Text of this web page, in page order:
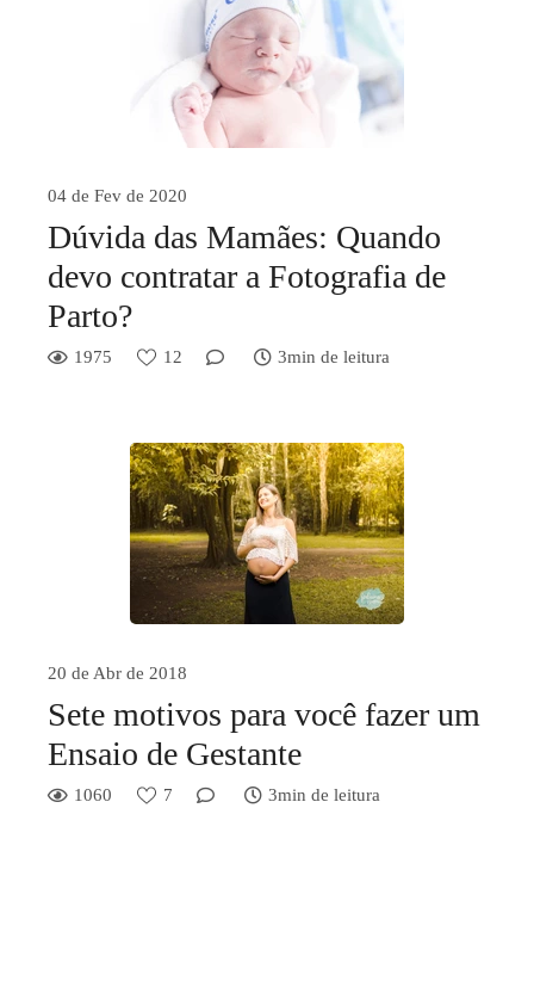
04 de Fev de 2020
Dúvida das Mamães: Quando
devo contratar a Fotografia de
Parto?
1975 12 3min de leitura
20 de Abr de 2018
Sete motivos para você fazer um
Ensaio de Gestante
1060 7 3min de leitura